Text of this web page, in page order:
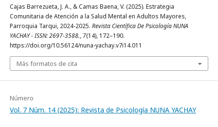
Cajas Barrezueta, J. A., & Camas Baena, V. (2025). Estrategia
Comunitaria de Atención a la Salud Mental en Adultos Mayores,
Parroquia Tarqui, 2024-2025. Revista Científica De Psicología NUNA
YACHAY - ISSN: 2697-3588., 7(14), 172–190.
https://doi.org/10.56124/nuna-yachay.v7i14.011
Más formatos de cita
Número
Vol. 7 Núm. 14 (2025): Revista de Psicología NUNA YACHAY